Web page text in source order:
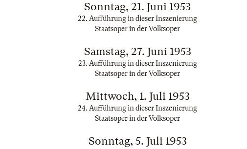
Sonntag, 21. Juni 1953
22. Aufführung in dieser Inszenierung
Staatsoper in der Volksoper
Samstag, 27. Juni 1953
23. Aufführung in dieser Inszenierung
Staatsoper in der Volksoper
Mittwoch, 1. Juli 1953
24. Aufführung in dieser Inszenierung
Staatsoper in der Volksoper
Sonntag, 5. Juli 1953